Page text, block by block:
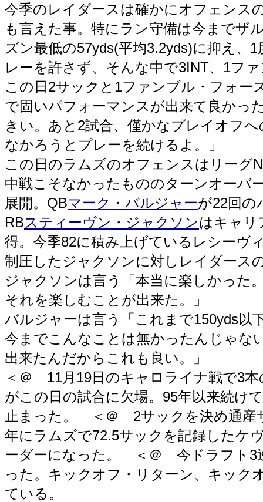
今季のレイダースは確かにオフェンス
も言えた事。特にラン守備は今までザ
ズン最低の57yds(平均3.2yds)に抑え、
レーを許さず、そんな中で3INT、1フ
この日2サックと1ファンブル・フォー
で固いパフォーマンスが出来て良かっ
きい。あと2試合、僅かなプレイオフ
なかろうとプレーを続けるよ。」
この日のラムズのオフェンスはリーグ
中戦こそなかったもののターンオーバ
展開。QBマーク・バルジャーが22回の
RBスティーヴン・ジャクソンはキャリ
得。今季82に積み上げているレシーヴ
制圧したジャクソンに対しレイダース
ジャクソンは言う「本当に楽しかった
それを楽しむことが出来た。」
バルジャーは言う「これまで150yds以
今までこんなことは無かったんじゃな
出来たんだからこれも良い。」
＜＠ 11月19日のキャロライナ戦で3
がこの日の試合に欠場。95年以来続け
止まった。 ＜＠ 2サックを決め通産
年にラムズで72.5サックを記録したケ
ーダーになった。 ＜＠ 今ドラフト3
った。キックオフ・リターン、キック
ている。